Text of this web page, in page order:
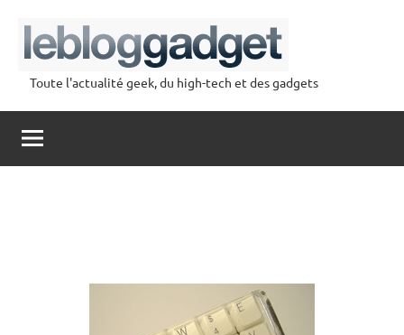
contenu
lebloggadget
Toute l'actualité geek, du high-tech et des gadgets